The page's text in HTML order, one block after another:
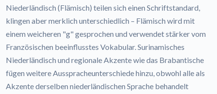
Niederländisch (Flämisch) teilen sich einen Schriftstandard,
klingen aber merklich unterschiedlich – Flämisch wird mit
einem weicheren "g" gesprochen und verwendet stärker vom
Französischen beeinflusstes Vokabular. Surinamisches
Niederländisch und regionale Akzente wie das Brabantische
fügen weitere Ausspracheunterschiede hinzu, obwohl alle als
Akzente derselben niederländischen Sprache behandelt